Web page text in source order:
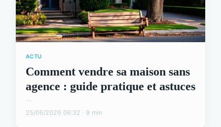
ACTU
Comment vendre sa maison sans
agence : guide pratique et astuces
...
25/06/2026 06:32 · 9 min